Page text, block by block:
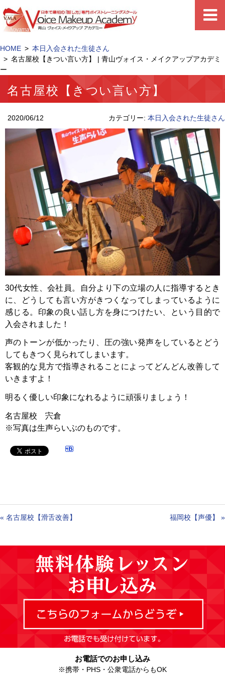
HOME
本日入会された生徒さん
名古屋校【きつい言い方】 | 青山ヴォイス・メイクアップアカデミ
ー
名古屋校【きつい言い方】
2020/06/12 カテゴリー: 本日入会された生徒さん
30代女性、会社員。自分より下の立場の人に指導するとき
に、どうしても言い方がきつくなってしまっているように
感じる。印象の良い話し方を身につけたい、という目的で
入会されました！
声のトーンが低かったり、圧の強い発声をしているとどう
してもきつく見られてしまいます。
客観的な見方で指導されることによってどんどん改善して
いきますよ！
明るく優しい印象になれるように頑張りましょう！
名古屋校 宍倉
※写真は生声らいぶのものです。
« 名古屋校【滑舌改善】 福岡校【声優】 »
お電話でのお申し込み
※携帯・PHS・公衆電話からもOK